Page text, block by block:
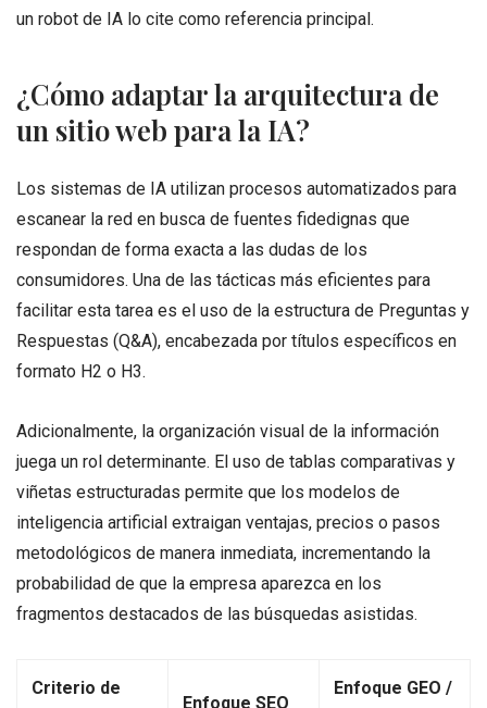
un robot de IA lo cite como referencia principal.
¿Cómo adaptar la arquitectura de
un sitio web para la IA?
Los sistemas de IA utilizan procesos automatizados para
escanear la red en busca de fuentes fidedignas que
respondan de forma exacta a las dudas de los
consumidores. Una de las tácticas más eficientes para
facilitar esta tarea es el uso de la estructura de Preguntas y
Respuestas (Q&A), encabezada por títulos específicos en
formato H2 o H3.
Adicionalmente, la organización visual de la información
juega un rol determinante. El uso de tablas comparativas y
viñetas estructuradas permite que los modelos de
inteligencia artificial extraigan ventajas, precios o pasos
metodológicos de manera inmediata, incrementando la
probabilidad de que la empresa aparezca en los
fragmentos destacados de las búsquedas asistidas.
Criterio de
Enfoque SEO
Enfoque GEO /